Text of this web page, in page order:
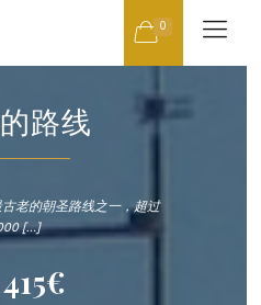
0
路线
老的朝圣路线之一，超过
[…]
415€